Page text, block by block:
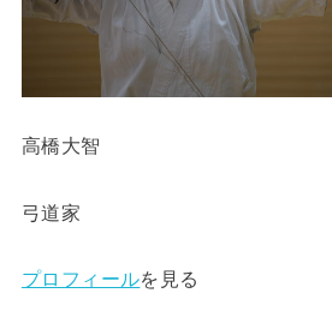
高橋大智
弓道家
プロフィールを見る